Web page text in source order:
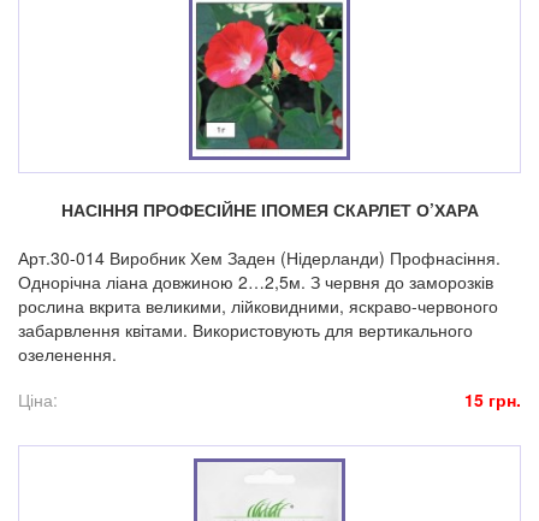
НАСІННЯ ПРОФЕСІЙНЕ ІПОМЕЯ СКАРЛЕТ О’ХАРА
Арт.30-014 Виробник Хем Заден (Нідерланди) Профнасіння.
Однорічна ліана довжиною 2…2,5м. З червня до заморозків
рослина вкрита великими, лійковидними, яскраво-червоного
забарвлення квітами. Використовують для вертикального
озеленення.
Ціна:
15 грн.